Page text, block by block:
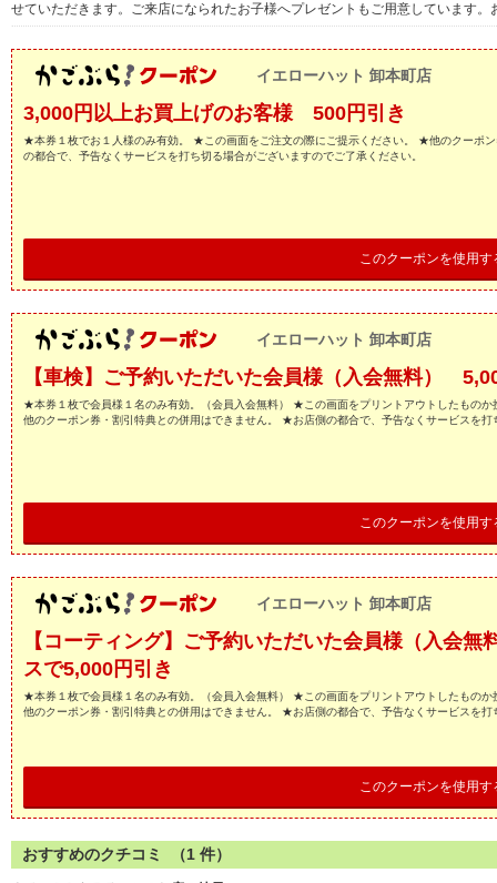
せていただきます。ご来店になられたお子様へプレゼントもご用意しています
イエローハット 卸本町店
3,000円以上お買上げのお客様 500円引き
★本券１枚でお１人様のみ有効。 ★この画面をご注文の際にご提示ください。 ★他のクーポ
の都合で、予告なくサービスを打ち切る場合がございますのでご了承ください。
このクーポンを使用す
イエローハット 卸本町店
【車検】ご予約いただいた会員様（入会無料）
★本券１枚で会員様１名のみ有効。（会員入会無料） ★この画面をプリントアウトしたもの
他のクーポン券・割引特典との併用はできません。 ★お店側の都合で、予告なくサービスを
このクーポンを使用す
イエローハット 卸本町店
【コーティング】ご予約いただいた会員様（入会
スで5,000円引き
★本券１枚で会員様１名のみ有効。（会員入会無料） ★この画面をプリントアウトしたもの
他のクーポン券・割引特典との併用はできません。 ★お店側の都合で、予告なくサービスを
このクーポンを使用す
おすすめのクチコミ （1 件）